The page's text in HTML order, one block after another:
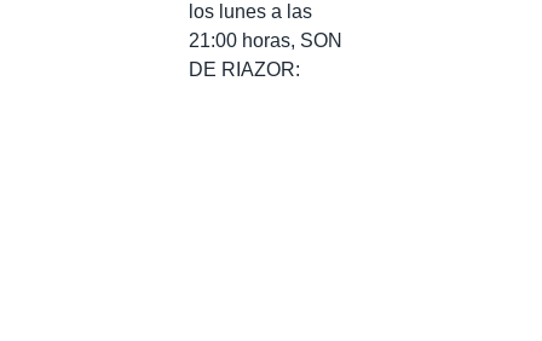
los lunes a las
21:00 horas, SON
DE RIAZOR: